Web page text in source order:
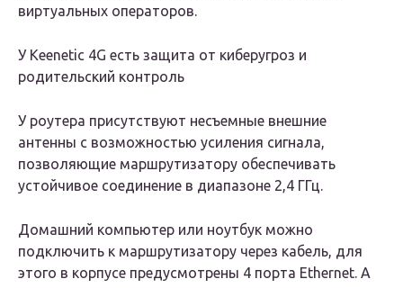
виртуальных операторов.
У Keenetic 4G есть защита от киберугроз и
родительский контроль
У роутера присутствуют несъемные внешние
антенны с возможностью усиления сигнала,
позволяющие маршрутизатору обеспечивать
устойчивое соединение в диапазоне 2,4 ГГц.
Домашний компьютер или ноутбук можно
подключить к маршрутизатору через кабель, для
этого в корпусе предусмотрены 4 порта Ethernet. А